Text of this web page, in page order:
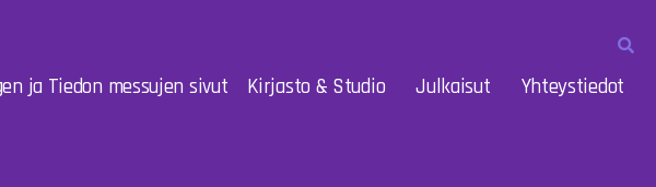
ja Tiedon messujen sivut Kirjasto & Studio Julkaisut Yhteystiedot